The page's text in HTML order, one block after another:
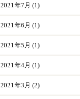
2021年7月 (1)
2021年6月 (1)
2021年5月 (1)
2021年4月 (1)
2021年3月 (2)